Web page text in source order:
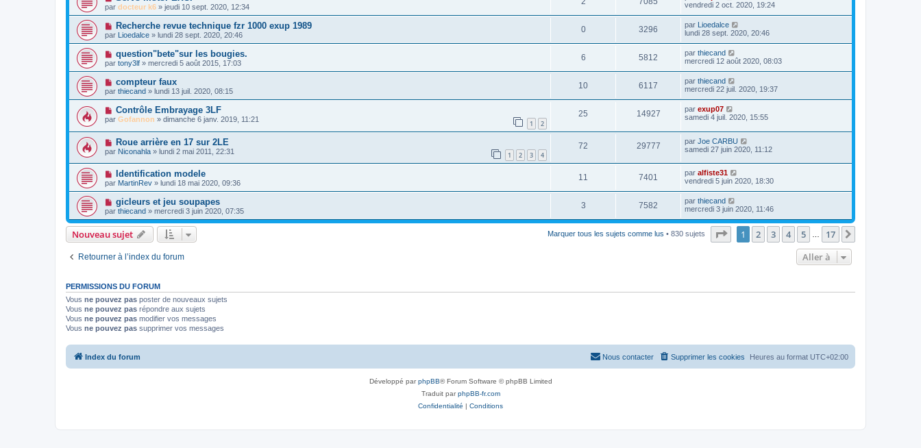
par docteur k6 » jeudi 10 sept. 2020, 12:34
vendredi 2 oct. 2020, 19:24
Recherche revue technique fzr 1000 exup 1989
par Lioedalce » lundi 28 sept. 2020, 20:46
0 3296 par Lioedalce
lundi 28 sept. 2020, 20:46
question"bete"sur les bougies.
par tony3lf » mercredi 5 août 2015, 17:03
6 5812 par thiecand
mercredi 12 août 2020, 08:03
compteur faux
par thiecand » lundi 13 juil. 2020, 08:15
10 6117 par thiecand
mercredi 22 juil. 2020, 19:37
Contrôle Embrayage 3LF
par Gofannon » dimanche 6 janv. 2019, 11:21 1 2
25 14927 par exup07
samedi 4 juil. 2020, 15:55
Roue arrière en 17 sur 2LE
par Niconahla » lundi 2 mai 2011, 22:31 1 2 3 4
72 29777 par Joe CARBU
samedi 27 juin 2020, 11:12
Identification modele
par MartinRev » lundi 18 mai 2020, 09:36
11 7401 par alfiste31
vendredi 5 juin 2020, 18:30
gicleurs et jeu soupapes
par thiecand » mercredi 3 juin 2020, 07:35
3 7582 par thiecand
mercredi 3 juin 2020, 11:46
Nouveau sujet Marquer tous les sujets comme lus • 830 sujets Page sur17
1 2 3 4 5 17
Retourner à l’index du forum Aller à
PERMISSIONS DU FORUM
Vous ne pouvez pas poster de nouveaux sujets
Vous ne pouvez pas répondre aux sujets
Vous ne pouvez pas modifier vos messages
Vous ne pouvez pas supprimer vos messages
Index du forum Heures au format UTC+02:00
Supprimer les cookies
Nous contacter
Développé parphpBB® Forum Software © phpBB Limited
Traduit parphpBB-fr.com
Confidentialité | Conditions